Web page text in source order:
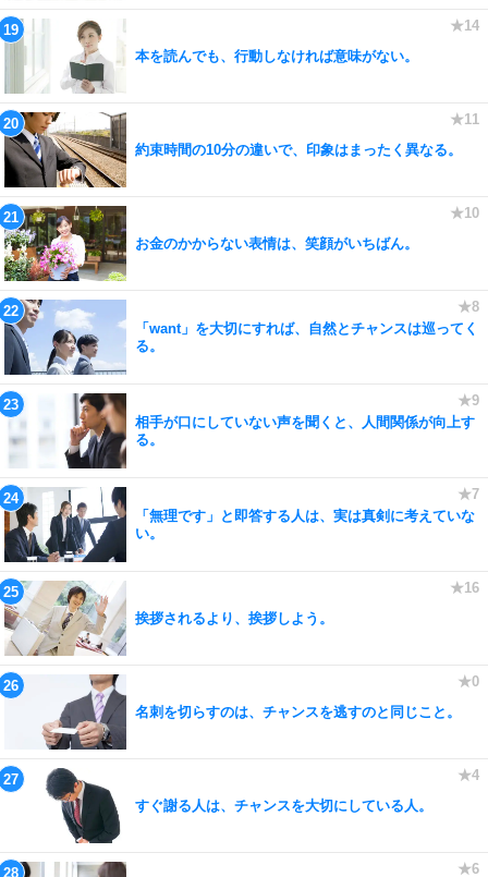
本を読んでも、行動しなければ意味がない。
約束時間の10分の違いで、印象はまったく異なる。
お金のかからない表情は、笑顔がいちばん。
「want」を大切にすれば、自然とチャンスは巡ってく
る。
相手が口にしていない声を聞くと、人間関係が向上す
る。
「無理です」と即答する人は、実は真剣に考えていな
い。
挨拶されるより、挨拶しよう。
名刺を切らすのは、チャンスを逃すのと同じこと。
すぐ謝る人は、チャンスを大切にしている人。